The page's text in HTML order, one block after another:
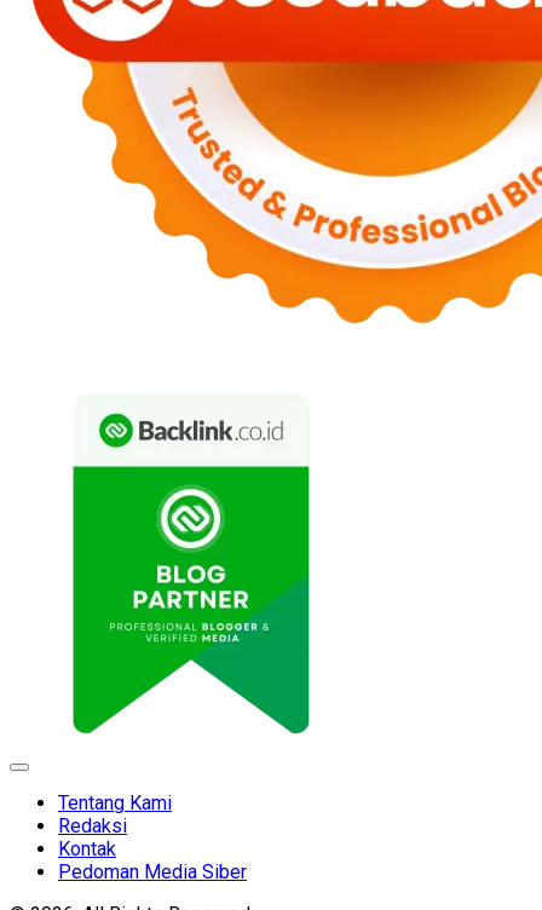
Expand
Tentang Kami
Redaksi
Kontak
Pedoman Media Siber